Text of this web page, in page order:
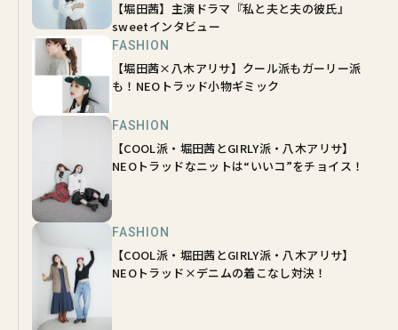
【堀田茜】主演ドラマ『私と夫と夫の彼氏』
sweetインタビュー
FASHION
【堀田茜×八木アリサ】クール派もガーリー派
も！NEOトラッド小物ギミック
FASHION
【COOL派・堀田茜とGIRLY派・八木アリサ】
NEOトラッドなニットは“いいコ”をチョイス！
FASHION
【COOL派・堀田茜とGIRLY派・八木アリサ】
NEOトラッド×デニムの着こなし対決！